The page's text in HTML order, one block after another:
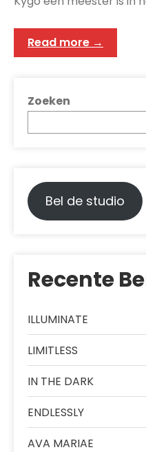
Read more →
Zoeken
Bel de studio
Recente
ILLUMINATE
LIMITLESS
IN THE DARK
ENDLESSLY
AVA MARIAE